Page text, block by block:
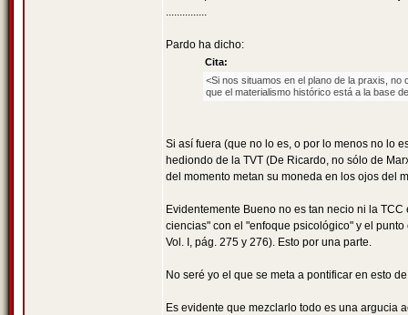
...............
Pardo ha dicho:
Cita:
<Si nos situamos en el plano de la praxis,
que el materialismo histórico está a la base
Si así fuera (que no lo es, o por lo menos no lo
hediondo de la TVT (De Ricardo, no sólo de
del momento metan su moneda en los ojos del
Evidentemente Bueno no es tan necio ni la
ciencias" con el "enfoque psicológico" y el
Vol. I, pág. 275 y 276). Esto por una parte.
No seré yo el que se meta a pontificar en esto
Es evidente que mezclarlo todo es una argucia